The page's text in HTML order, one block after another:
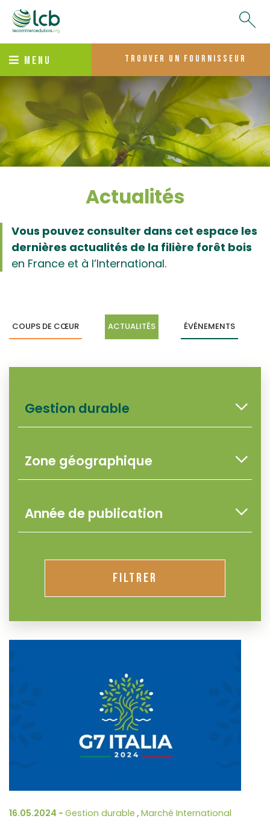
MENU trouver un fournisseur
Actualités
Vous pouvez consulter dans cet espace les
dernières actualités de la filière forêt bois
en France et à l’International.
COUPS DE CŒUR ACTUALITÉS ÉVÉNEMENTS
FILTRER
16.05.2024 - Gestion durable , Marché International